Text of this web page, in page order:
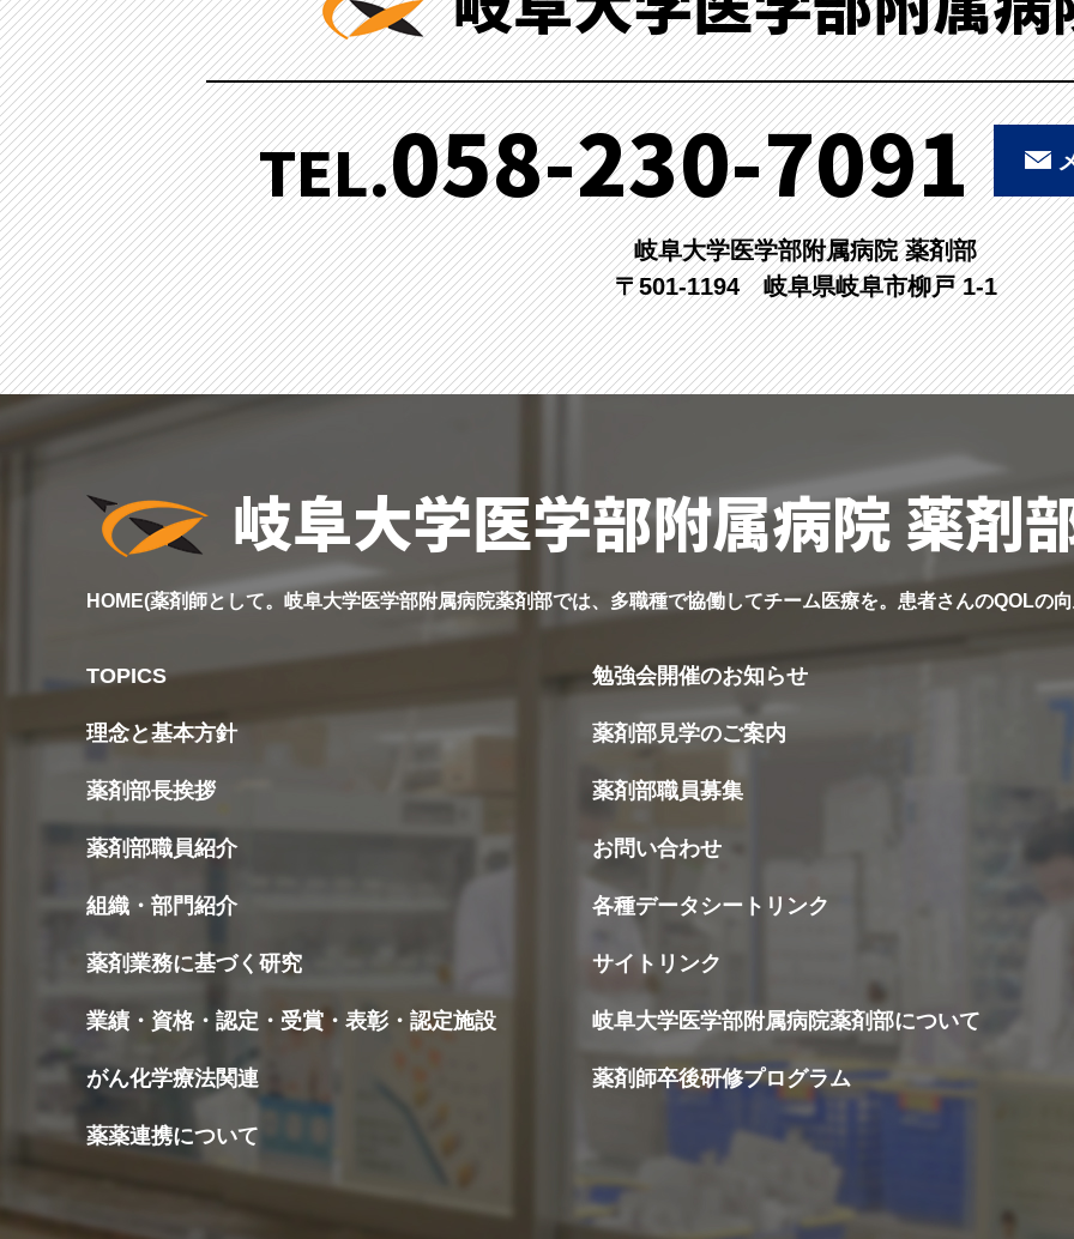
TEL.058-230-7091
岐阜大学医学部附属病院 薬剤部
〒501-1194 岐阜県岐阜市柳戸 1-1
岐阜大学医学部附属病院 薬剤
HOME(薬剤師として。岐阜大学医学部附属病院薬剤部では、多職種で協働してチーム医療を。患者さんのQOLの
TOPICS
理念と基本方針
薬剤部長挨拶
薬剤部職員紹介
組織・部門紹介
薬剤業務に基づく研究
業績・資格・認定・受賞・表彰・認定施設
がん化学療法関連
薬薬連携について
勉強会開催のお知らせ
薬剤部見学のご案内
薬剤部職員募集
お問い合わせ
各種データシートリンク
サイトリンク
岐阜大学医学部附属病院薬剤部について
薬剤師卒後研修プログラム